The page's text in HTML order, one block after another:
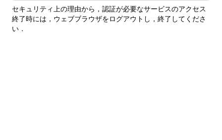
セキュリティ上の理由から，認証が必要なサービスのアクセス
終了時には，ウェブブラウザをログアウトし，終了してくださ
い．